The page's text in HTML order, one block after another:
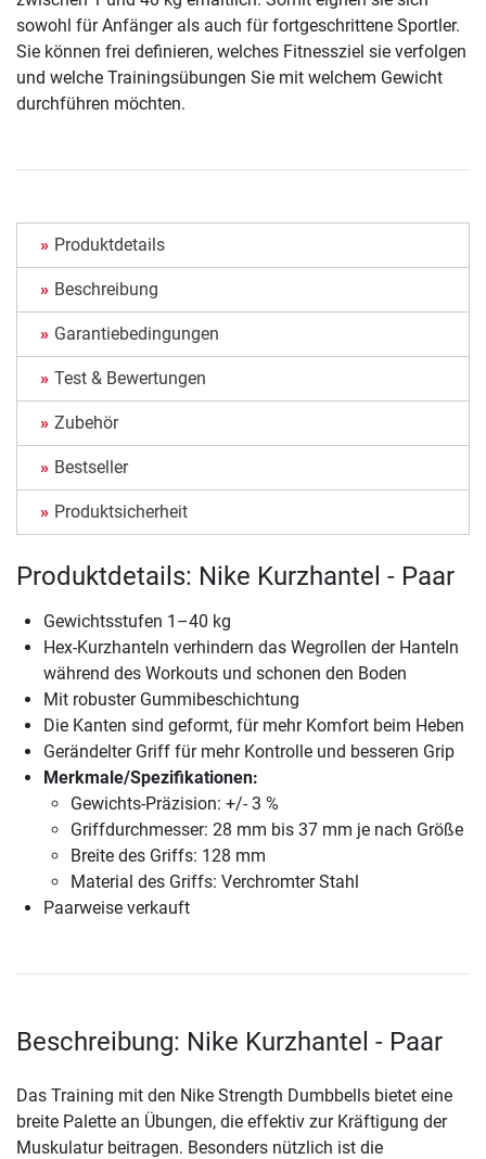
sowohl für Anfänger als auch für fortgeschrittene Sportler.
Sie können frei definieren, welches Fitnessziel sie verfolgen
und welche Trainingsübungen Sie mit welchem Gewicht
durchführen möchten.
Produktdetails
Beschreibung
Garantiebedingungen
Test & Bewertungen
Zubehör
Bestseller
Produktsicherheit
Produktdetails: Nike Kurzhantel - Paar
Gewichtsstufen 1–40 kg
Hex-Kurzhanteln verhindern das Wegrollen der Hanteln
während des Workouts und schonen den Boden
Mit robuster Gummibeschichtung
Die Kanten sind geformt, für mehr Komfort beim Heben
Gerändelter Griff für mehr Kontrolle und besseren Grip
Merkmale/Spezifikationen:
Gewichts-Präzision: +/- 3 %
Griffdurchmesser: 28 mm bis 37 mm je nach Größe
Breite des Griffs: 128 mm
Material des Griffs: Verchromter Stahl
Paarweise verkauft
Beschreibung: Nike Kurzhantel - Paar
Das Training mit den Nike Strength Dumbbells bietet eine
breite Palette an Übungen, die effektiv zur Kräftigung der
Muskulatur beitragen. Besonders nützlich ist die